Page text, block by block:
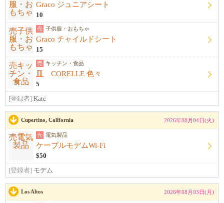
Graco ジュニアシート
10
売 子供服・おもちゃ
Graco チャイルドシート
15
売 キッチン・食品
皿 CORELLE 色々
5
[登録者] Kate
Cupertino, California 2026年08月04日(火)
売 電気製品
ケーブルモデムWi-Fi
$50
[登録者] モデム
Los Altos 2026年08月03日(月)